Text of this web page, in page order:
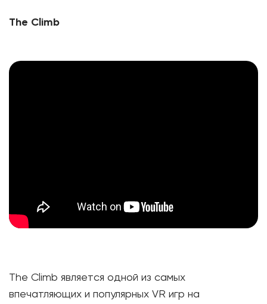
The Climb
The Climb является одной из самых
впечатляющих и популярных VR игр на